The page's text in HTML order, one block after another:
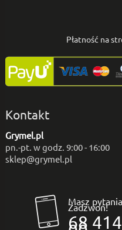
Płatność na
Kontakt
Grymel.pl
pn.-pt. w godz. 9:00 - 16:00
sklep@grymel.pl
Masz
Zadzwoń!
68